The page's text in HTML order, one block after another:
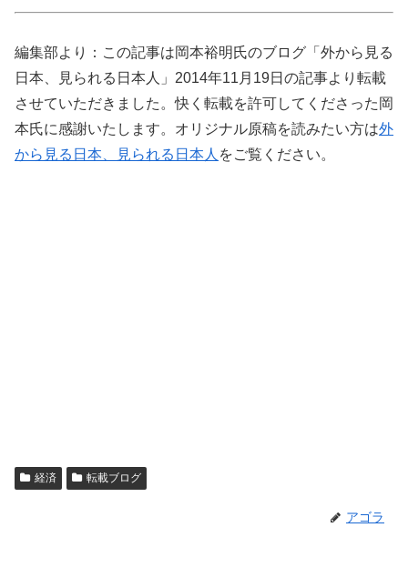
編集部より：この記事は岡本裕明氏のブログ「外から見る
日本、見られる日本人」2014年11月19日の記事より転載
させていただきました。快く転載を許可してくださった岡
本氏に感謝いたします。オリジナル原稿を読みたい方は外
から見る日本、見られる日本人 をご覧ください。
経済 転載ブログ
アゴラ